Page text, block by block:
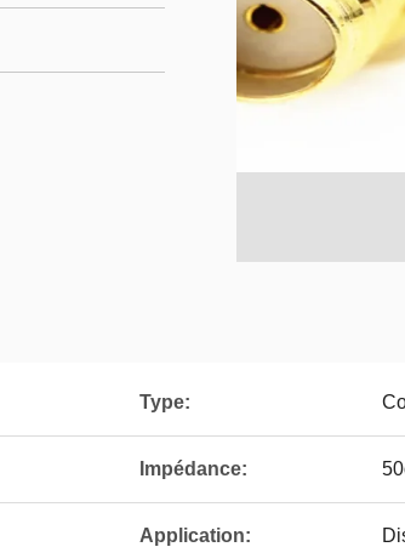
Type:
Impédance:
Application: